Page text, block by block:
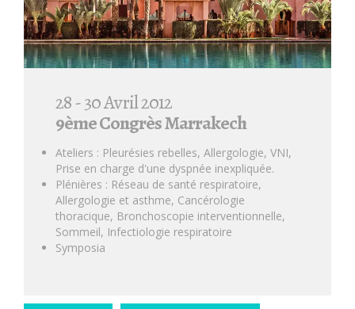
28 - 30 Avril 2012
9ème Congrès Marrakech
Ateliers : Pleurésies rebelles, Allergologie, VNI,
Prise en charge d'une dyspnée inexpliquée.
Plénières : Réseau de santé respiratoire,
Allergologie et asthme, Cancérologie
thoracique, Bronchoscopie interventionnelle,
Sommeil, Infectiologie respiratoire
Symposia